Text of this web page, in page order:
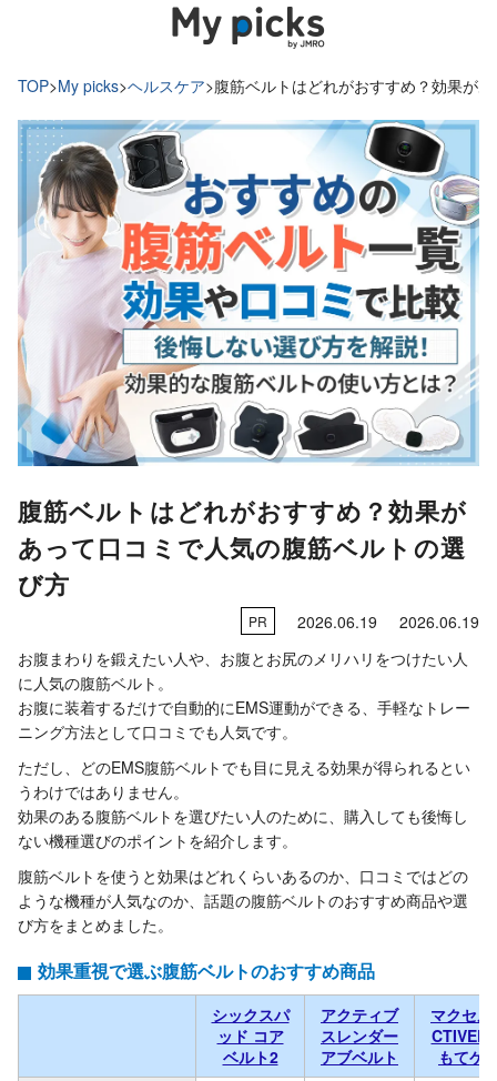
TOP>My picks>ヘルスケア>腹筋ベルトはどれがおすすめ？効果が
腹筋ベルトはどれがおすすめ？効果が
あって口コミで人気の腹筋ベルトの選
び方
PR 2026.06.19
2026.06.19
お腹まわりを鍛えたい人や、お腹とお尻のメリハリをつけたい人
に人気の腹筋ベルト。
お腹に装着するだけで自動的にEMS運動ができる、手軽なトレー
ニング方法として口コミでも人気です。
ただし、どのEMS腹筋ベルトでも目に見える効果が得られるとい
うわけではありません。
効果のある腹筋ベルトを選びたい人のために、購入しても後悔し
ない機種選びのポイントを紹介します。
腹筋ベルトを使うと効果はどれくらいあるのか、口コミではどの
ような機種が人気なのか、話題の腹筋ベルトのおすすめ商品や選
び方をまとめました。
効果重視で選ぶ腹筋ベルトのおすすめ商品
シックスパ
ッド コア
ベルト2
アクティブ
スレンダー
アブベルト
マクセ
もてケ